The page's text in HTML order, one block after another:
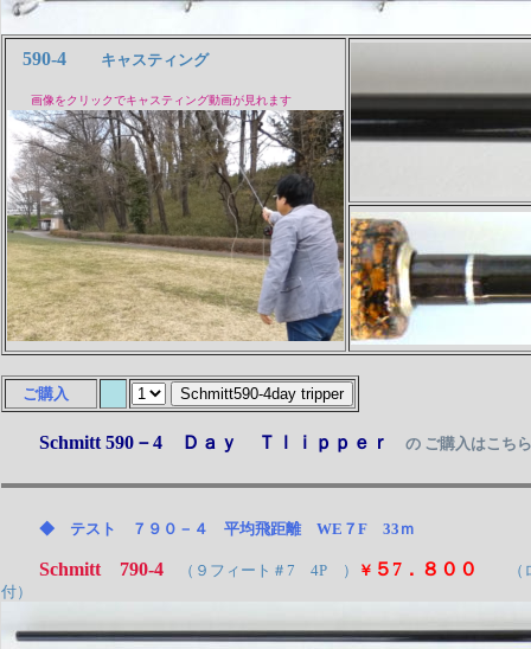
590-4 キャスティング
画像をクリックでキャスティング動画が見れます
ご購入
Schmitt 590－4 Ｄａｙ Ｔｌｉｐｐｅｒ の ご購入はこちら
◆ テスト ７９０－４ 平均飛距離 WE７F 33ｍ
Schmitt 790-4 （９フィート＃7 4P ） ￥ ５7．８００
付）